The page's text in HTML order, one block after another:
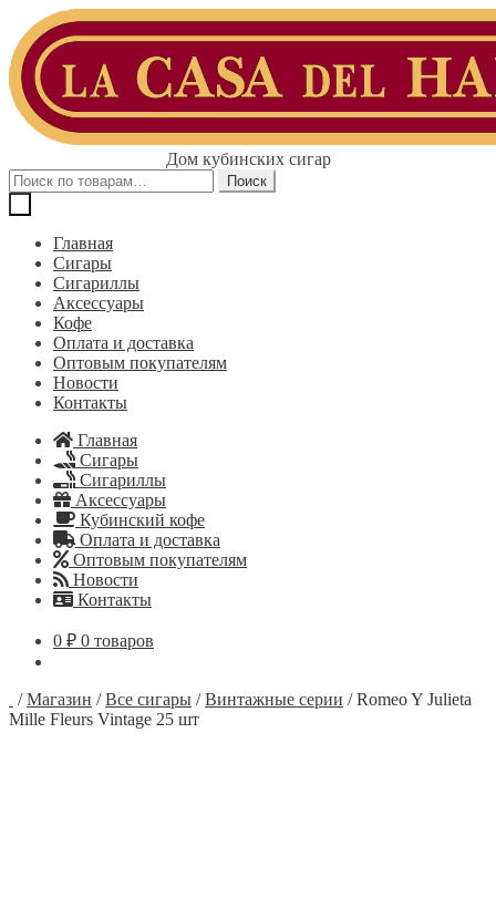
Перейти
навигации
Перейти
содержимому
Дом кубинских сигар
Искать:
Поиск
Главная
Сигары
Сигариллы
Аксессуары
Кофе
Оплата и доставка
Оптовым покупателям
Новости
Контакты
Главная
Сигары
Сигариллы
Аксессуары
Кубинский кофе
Оплата и доставка
Оптовым покупателям
Новости
Контакты
0 ₽ 0 товаров
/Магазин /Все сигары /Винтажные серии /Romeo Y Julieta
Mille Fleurs Vintage 25 шт